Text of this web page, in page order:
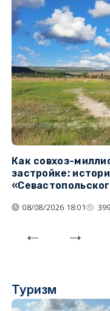
Как совхоз-
застройке:
08/08/2026 18:01
Туризм